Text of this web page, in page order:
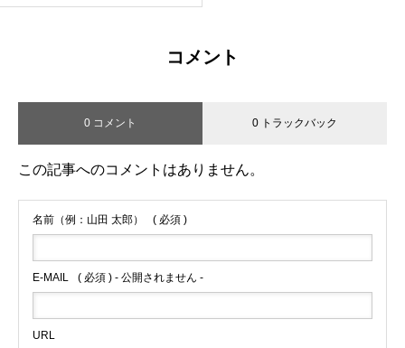
コメント
0 コメント 0 トラックバック
この記事へのコメントはありません。
名前（例：山田 太郎） ( 必須 )
E-MAIL ( 必須 ) - 公開されません -
URL